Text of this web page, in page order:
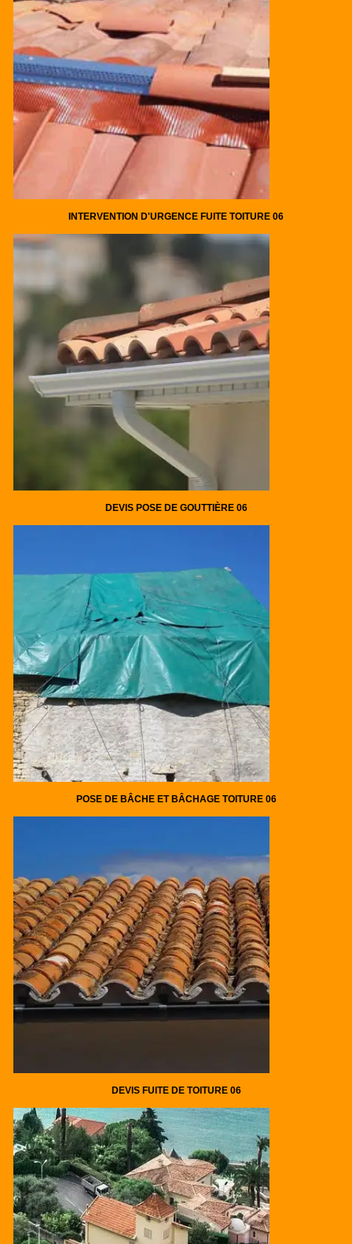
INTERVENTION D'URGENCE FUITE TOITURE 06
DEVIS POSE DE GOUTTIÈRE 06
POSE DE BÂCHE ET BÂCHAGE TOITURE 06
DEVIS FUITE DE TOITURE 06